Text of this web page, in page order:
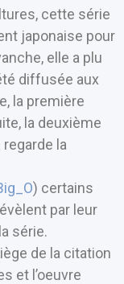
cette série
japonaise pour
elle a plu
diffusée aux
la première
la deuxième
la
) certains
par leur
série.
de la citation
et l’oeuvre